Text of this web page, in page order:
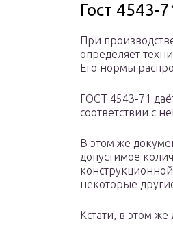
Гост 4543-
При
определяет
Его нормы
ГОСТ 4543-71
соответствии с
В этом же
допустимое
некоторые
Кстати, в этом